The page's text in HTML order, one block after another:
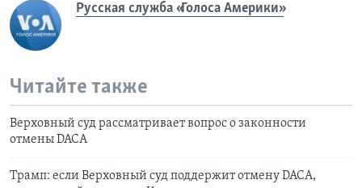
Русская служба «Голоса Америки»
Читайте также
Верховный суд рассматривает вопрос о законности
отмены DACA
Трамп: если Верховный суд поддержит отмену DACA,